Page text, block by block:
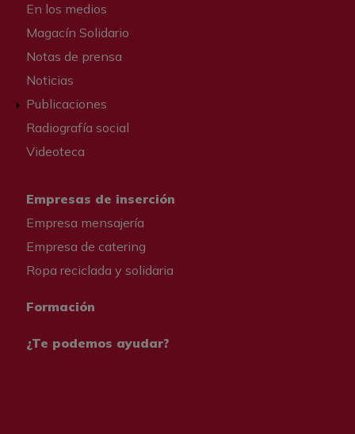
En los medios
Magacín Solidario
Notas de prensa
Noticias
Publicaciones
Radiografía social
Videoteca
Empresas de inserción
Empresa mensajería
Empresa de catering
Ropa reciclada y solidaria
Formación
¿Te podemos ayudar?